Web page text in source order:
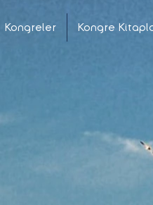
Kongreler Kongre